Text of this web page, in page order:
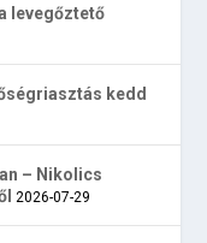
levegőztető
kedd
– Nikolics
2026-07-29